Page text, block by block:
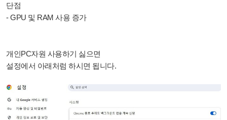
단점
- GPU 및 RAM 사용 증가
개인PC자원 사용하기 싫으면
설정에서 아래처럼 하시면 됩니다.